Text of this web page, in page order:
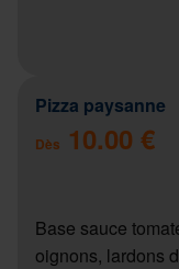
Pizza paysanne
Dès 10.00 €
Base sauce
oignons, lardons